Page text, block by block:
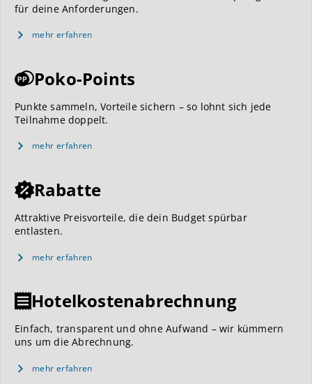
für deine Anforderungen.
mehr erfahren
Poko-Points
Punkte sammeln, Vorteile sichern – so lohnt sich jede
Teilnahme doppelt.
mehr erfahren
Rabatte
Attraktive Preisvorteile, die dein Budget spürbar
entlasten.
mehr erfahren
Hotelkostenabrechnung
Einfach, transparent und ohne Aufwand – wir kümmern
uns um die Abrechnung.
mehr erfahren